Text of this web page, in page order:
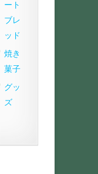
ート
ブレ
ッド
焼き
菓子
グッ
ズ